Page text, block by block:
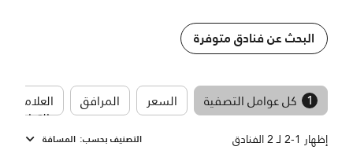
البحث عن فنادق متوفرة
1 كل عوامل التصفية السعر المرافق العلامات
التجارية
إظهار 1-2 لـ 2 الفنادق التصنيف بحسب: المسافة